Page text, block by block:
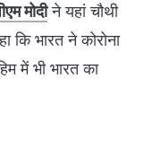
मोदीने यहां चौथी
भारत ने कोरोना
में भी भारत का